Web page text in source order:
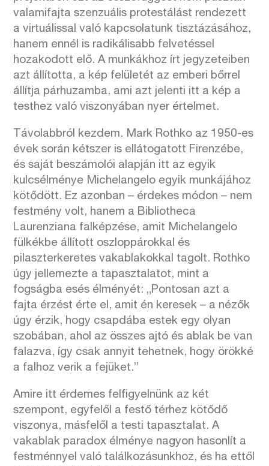
valamifajta szenzuális protestálást rendezett
a virtuálissal való kapcsolatunk tisztázásához,
hanem ennél is radikálisabb felvetéssel
hozakodott elő. A munkákhoz írt jegyzeteiben
azt állította, a kép felületét az emberi bőrrel
állítja párhuzamba, ami azt jelenti itt a kép a
testhez való viszonyában nyer értelmet.
Távolabbról kezdem. Mark Rothko az 1950-es
évek során kétszer is ellátogatott Firenzébe,
és saját beszámolói alapján itt az egyik
kulcsélménye Michelangelo egyik munkájához
kötődött. Ez azonban – érdekes módon – nem
festmény volt, hanem a Bibliotheca
Laurenziana falképzése, amit Michelangelo
fülkékbe állított oszloppárokkal és
pilaszterkeretes vakablakokkal tagolt. Rothko
úgy jellemezte a tapasztalatot, mint a
fogságba esés élményét: „Pontosan azt a
fajta érzést érte el, amit én keresek – a nézők
úgy érzik, hogy csapdába estek egy olyan
szobában, ahol az összes ajtó és ablak be van
falazva, így csak annyit tehetnek, hogy örökké
a falhoz verik a fejüket.”
Amire itt érdemes felfigyelnünk az két
szempont, egyfelől a festő térhez kötődő
viszonya, másfelől a testi tapasztalat. A
vakablak paradox élménye nagyon hasonlít a
festménnyel való találkozásunkhoz, és ha ettől